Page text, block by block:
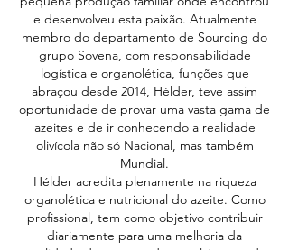
e desenvolveu esta paixão. Atualmente
membro do departamento de Sourcing do
grupo Sovena, com responsabilidade
logística e organolética, funções que
abraçou desde 2014, Hélder, teve assim
oportunidade de provar uma vasta gama de
azeites e de ir conhecendo a realidade
olivícola não só Nacional, mas também
Mundial.
Hélder acredita plenamente na riqueza
organolética e nutricional do azeite. Como
profissional, tem como objetivo contribuir
diariamente para uma melhoria da